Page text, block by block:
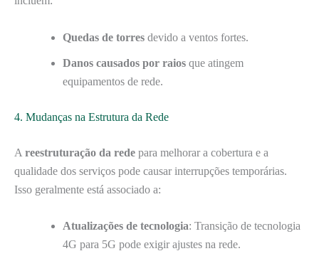
Quedas de torres devido a ventos fortes.
Danos causados por raios que atingem
equipamentos de rede.
4. Mudanças na Estrutura da Rede
A reestruturação da rede para melhorar a cobertura e a
qualidade dos serviços pode causar interrupções temporárias.
Isso geralmente está associado a:
Atualizações de tecnologia: Transição de tecnologia
4G para 5G pode exigir ajustes na rede.